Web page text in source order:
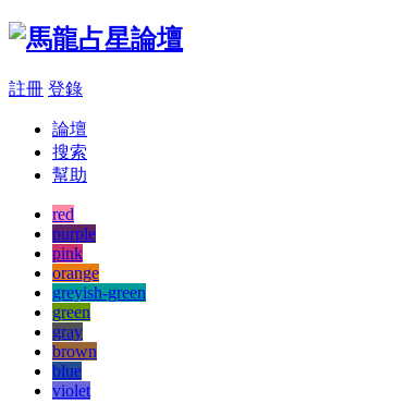
註冊 登錄
論壇
搜索
幫助
red
purple
pink
orange
greyish-green
green
gray
brown
blue
violet